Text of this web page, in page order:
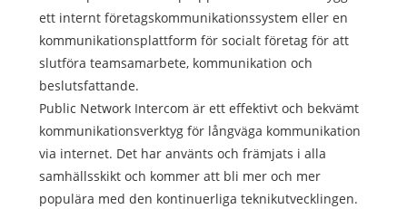
ett internt företagskommunikationssystem eller en
kommunikationsplattform för socialt företag för att
slutföra teamsamarbete, kommunikation och
beslutsfattande.
Public Network Intercom är ett effektivt och bekvämt
kommunikationsverktyg för långväga kommunikation
via internet. Det har använts och främjats i alla
samhällsskikt och kommer att bli mer och mer
populära med den kontinuerliga teknikutvecklingen.